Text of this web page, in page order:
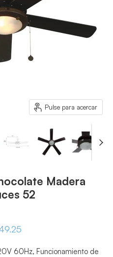
Pulse para acercar
Madera
52
actual
60Hz, Funcionamiento de